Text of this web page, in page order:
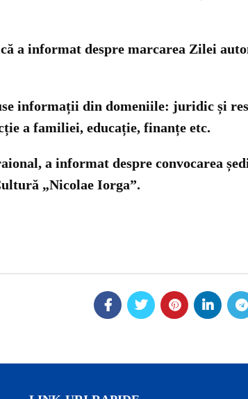
a informat despre marcarea Zilei
informații din domeniile: juridic și
a familiei, educație, finanțe etc.
a informat despre convocarea
„Nicolae Iorga”.